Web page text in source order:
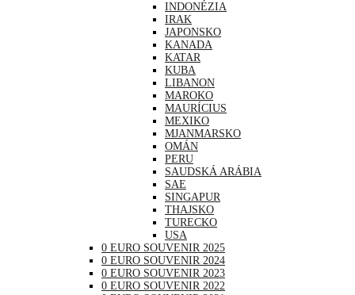
INDONÉZIA
IRAK
JAPONSKO
KANADA
KATAR
KUBA
LIBANON
MAROKO
MAURÍCIUS
MEXIKO
MJANMARSKO
OMÁN
PERU
SAUDSKÁ ARÁBIA
SAE
SINGAPUR
THAJSKO
TURECKO
USA
0 EURO SOUVENIR 2025
0 EURO SOUVENIR 2024
0 EURO SOUVENIR 2023
0 EURO SOUVENIR 2022